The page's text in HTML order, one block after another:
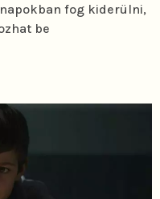
fog kiderülni,
be